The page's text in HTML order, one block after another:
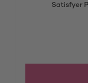
Satisfyer